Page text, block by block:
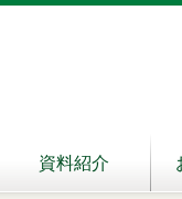
資料紹介